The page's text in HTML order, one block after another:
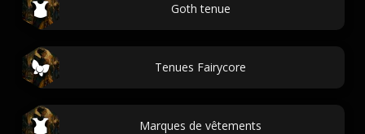
Goth tenue
Tenues Fairycore
Marques de vêtements